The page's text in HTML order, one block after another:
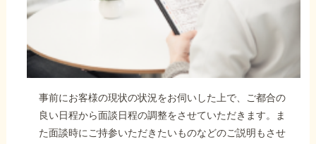
事前にお客様の現状の状況をお伺いした上で、ご都合の
良い日程から面談日程の調整をさせていただきます。ま
た面談時にご持参いただきたいものなどのご説明もさせ